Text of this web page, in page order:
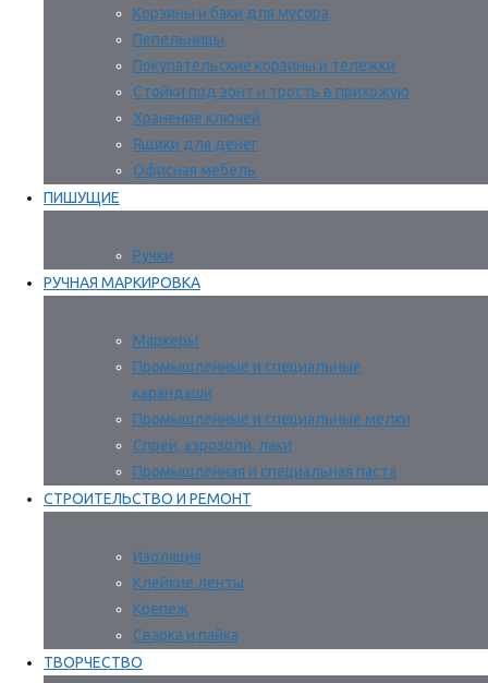
Корзины и баки для мусора
Пепельницы
Покупательские корзины и тележки
Стойки под зонт и трость в прихожую
Хранение ключей
Ящики для денег
Офисная мебель
ПИШУЩИЕ
Ручки
РУЧНАЯ МАРКИРОВКА
Маркеры
Промышленные и специальные
карандаши
Промышленные и специальные мелки
Спреи, аэрозоли, лаки
Промышленная и специальная паста
СТРОИТЕЛЬСТВО И РЕМОНТ
Изоляция
Клейкие ленты
Крепеж
Сварка и пайка
ТВОРЧЕСТВО